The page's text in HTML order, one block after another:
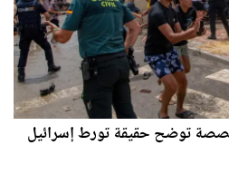
توضح حقيقة تورط إسرائيل